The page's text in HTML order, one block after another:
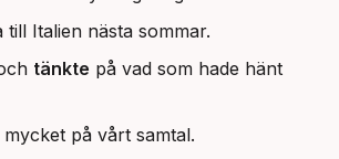
till Italien nästa sommar.
tänkte på vad som hade hänt
mycket på vårt samtal.